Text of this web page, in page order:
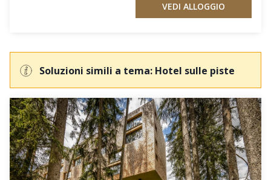
VEDI ALLOGGIO
Soluzioni simili a tema: Hotel sulle piste